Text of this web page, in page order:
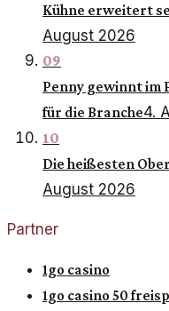
Kühne erweitert
August 2026
09
Penny gewinnt im
für die Branche4.
10
Die heißesten
August 2026
Partner
1go casino
1go casino 50